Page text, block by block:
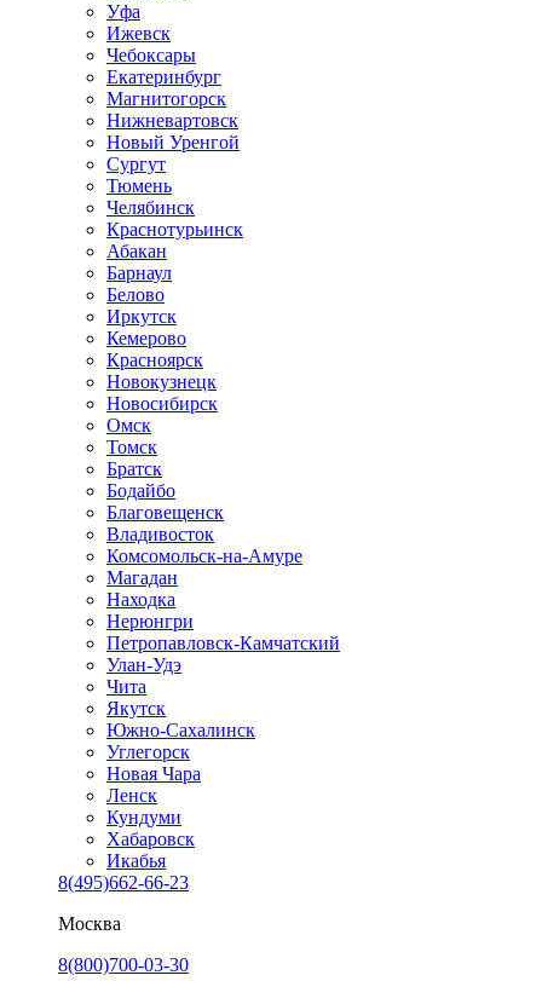
Уфа
Ижевск
Чебоксары
Екатеринбург
Магнитогорск
Нижневартовск
Новый Уренгой
Сургут
Тюмень
Челябинск
Краснотурьинск
Абакан
Барнаул
Белово
Иркутск
Кемерово
Красноярск
Новокузнецк
Новосибирск
Омск
Томск
Братск
Бодайбо
Благовещенск
Владивосток
Комсомольск-на-Амуре
Магадан
Находка
Нерюнгри
Петропавловск-Камчатский
Улан-Удэ
Чита
Якутск
Южно-Сахалинск
Углегорск
Новая Чара
Ленск
Кундуми
Хабаровск
Икабья
8(495)662-66-23
Москва
8(800)700-03-30